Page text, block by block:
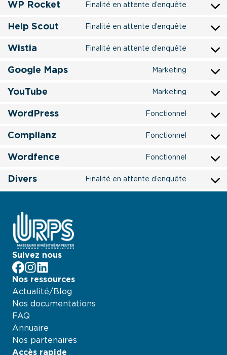
WP Rocket Finalité en attente d’enquête
Consent
Help Scout Finalité en attente d’enquête
Consent
help-
Wistia Finalité en attente d’enquête
Consent
wistia
Google Maps Marketing
Consent
google-
YouTube Marketing
Consent
youtube
WordPress Fonctionnel
Consent
Complianz Fonctionnel
Consent
Wordfence Fonctionnel
Consent
Divers Finalité en attente d’enquête
Consent
Suivez nous
facebook
Instagram
LinkedIn
Nos ressources
Actualité/Blog
Nos documentations
FAQ
Annuaire
Nos partenaires
Accès rapide